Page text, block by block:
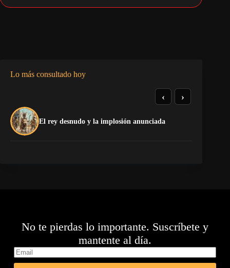
Lo más consultado hoy
El rey desnudo y la implosión anunciada
‹ ›
No te pierdas lo importante. Suscríbete y
mantente al día.